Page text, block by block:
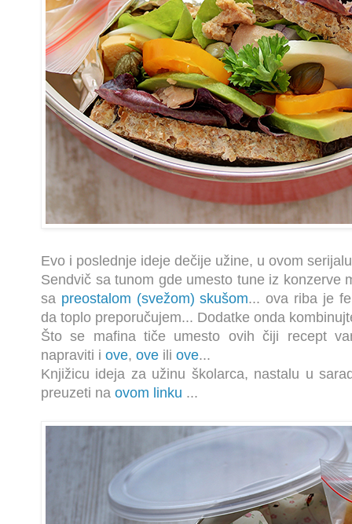
Evo i poslednje ideje dečije užine, u ovom
Sendvič sa tunom gde umesto tune iz konzerve
sa preostalom (svežom) skušom... ova riba je
da toplo preporučujem... Dodatke onda
Što se mafina tiče umesto ovih čiji recept
napraviti i ove, ove ili ove...
Knjižicu ideja za užinu školarca, nastalu u
preuzeti na ovom linku ...